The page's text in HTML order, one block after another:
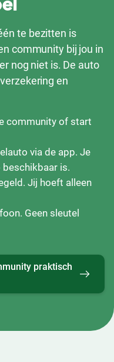
te bezitten is
community bij jou in
nog niet is. De auto
en
community of start
via de app. Je
is.
Jij hoeft alleen
Geen sleutel
praktisch